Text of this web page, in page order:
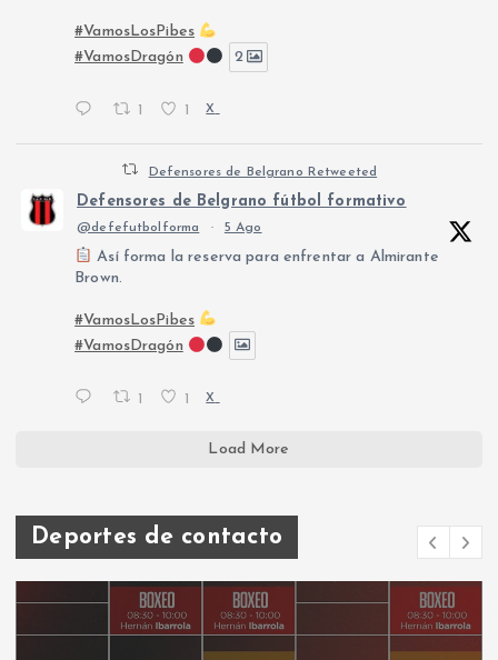
#VamosLosPibes
#VamosDragón
2
1 1 X
Defensores de Belgrano Retweeted
Defensores de Belgrano fútbol formativo
@defefutbolforma · 5 Ago
Así forma la reserva para enfrentar a Almirante
Brown.
#VamosLosPibes
#VamosDragón
1 1 X
Load More
Deportes de contacto